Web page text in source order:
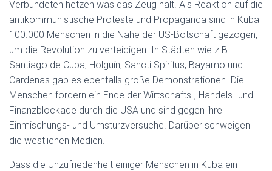
mit
Kuba
–
Weg
mit
der
US-
Blockade
Verbündeten hetzen was das Zeug hält. Als Reaktion auf die
antikommunistische Proteste und Propaganda sind in Kuba
100.000 Menschen in die Nähe der US-Botschaft gezogen,
um die Revolution zu verteidigen. In Städten wie z.B.
Santiago de Cuba, Holguín, Sancti Spiritus, Bayamo und
Cardenas gab es ebenfalls große Demonstrationen. Die
Menschen fordern ein Ende der Wirtschafts-, Handels- und
Finanzblockade durch die USA und sind gegen ihre
Einmischungs- und Umsturzversuche. Darüber schweigen
die westlichen Medien.
Dass die Unzufriedenheit einiger Menschen in Kuba ein